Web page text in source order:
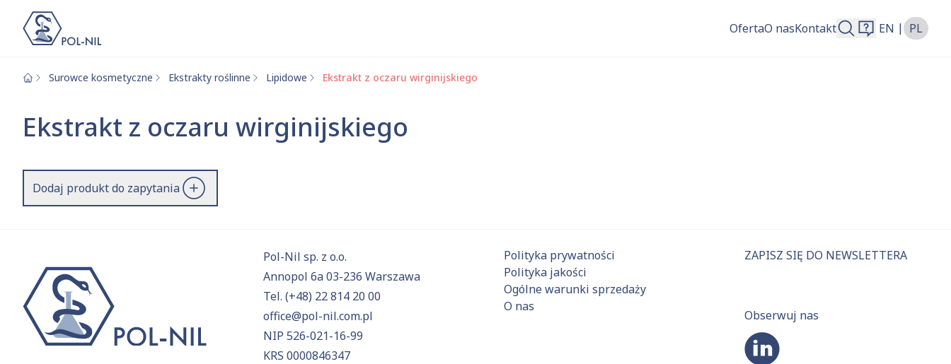
OfertaO nasKontakt EN | PL
Surowce kosmetyczne Ekstrakty roślinne Lipidowe Ekstrakt z oczaru wirginijskiego
Ekstrakt z oczaru wirginijskiego
Dodaj produkt do zapytania
Pol-Nil sp. z o.o.
Annopol 6a 03-236 Warszawa
Tel. (+48) 22 814 20 00
office@pol-nil.com.pl
NIP 526-021-16-99
KRS 0000846347
Polityka prywatności
Polityka jakości
Ogólne warunki sprzedaży
O nas
ZAPISZ SIĘ DO NEWSLETTERA
Obserwuj nas